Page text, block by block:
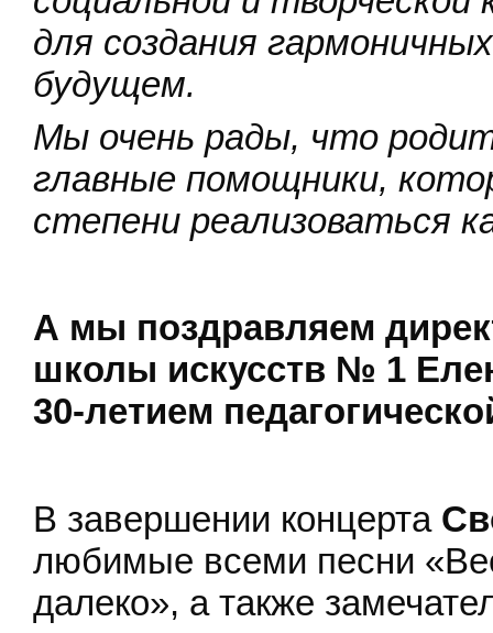
для создания
будущем.
Мы очень рады, что
главные помощники,
степени реализоваться
А мы поздравляем
школы искусств № 1
30-летием
В завершении концерта
любимые всеми песни
далеко», а также